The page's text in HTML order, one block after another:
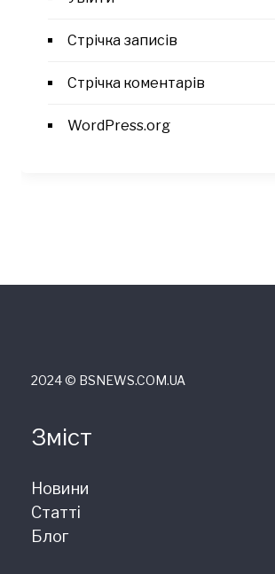
Стрічка записів
Стрічка коментарів
WordPress.org
2024 © ВSNEWS.COM.UA
Зміст
Новини
Статті
Блог